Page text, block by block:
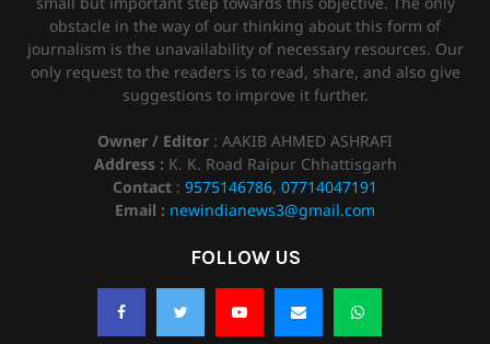
obstacle in the way of our thinking about this form of
journalism is the unavailability of necessary resources. Our
only request to the readers is to read, share, and also give
suggestions to improve it further.
Owner / Editor : AAKIB AHMED ASHRAFI
Address : K. K. Road Raipur Chhattisgarh
Contact : 9575146786, 07714047191
Email : newindianews3@gmail.com
FOLLOW US